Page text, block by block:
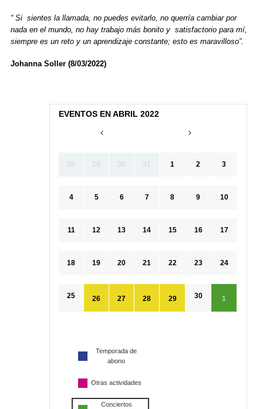
“ Si sientes la llamada, no puedes evitarlo, no querría cambiar por
nada en el mundo, no hay trabajo más bonito y satisfactorio para mí,
siempre es un reto y un aprendizaje constante; esto es maravilloso”.
Johanna Soller (8/03/2022)
EVENTOS EN ABRIL 2022
28 29 30 31 1 2 3
4 5 6 7 8 9 10
11 12 13 14 15 16 17
18 19 20 21 22 23 24
25 26 27 28 29 30 1
Temporada de
abono
Otras actividades
Conciertos